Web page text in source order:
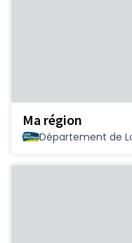
Ma région
Département de